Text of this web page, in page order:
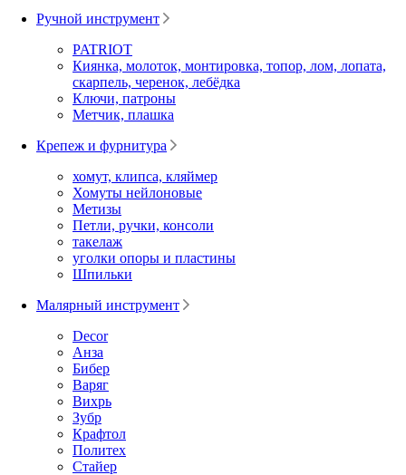
Ручной инструмент
PATRIOT
Киянка, молоток, монтировка, топор, лом, лопата,
скарпель, черенок, лебёдка
Ключи, патроны
Метчик, плашка
Крепеж и фурнитура
хомут, клипса, кляймер
Хомуты нейлоновые
Метизы
Петли, ручки, консоли
такелаж
уголки опоры и пластины
Шпильки
Малярный инструмент
Decor
Анза
Бибер
Варяг
Вихрь
Зубр
Крафтол
Политех
Стайер